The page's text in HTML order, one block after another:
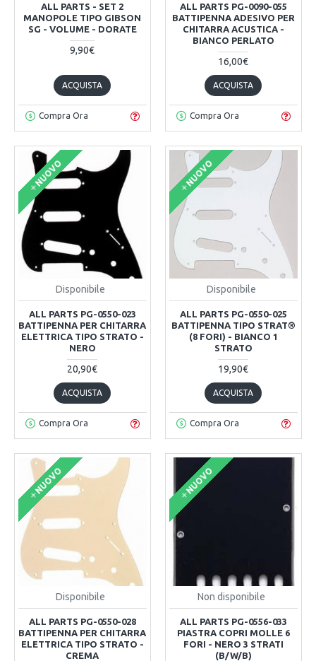
ALL PARTS - SET 2
MANOPOLE TIPO GIBSON
SG - VOLUME - DORATE
9,90€
ACQUISTA
Compra Ora
ALL PARTS PG-0090-055
BATTIPENNA ADESIVO PER
CHITARRA ACUSTICA -
BIANCO PERLATO
16,00€
ACQUISTA
Compra Ora
NUOVO
Disponibile
ALL PARTS PG-0550-023
BATTIPENNA PER CHITARRA
ELETTRICA TIPO STRATO -
NERO
20,90€
ACQUISTA
Compra Ora
NUOVO
Disponibile
ALL PARTS PG-0550-025
BATTIPENNA TIPO STRAT®
(8 FORI) - BIANCO 1
STRATO
19,90€
ACQUISTA
Compra Ora
NUOVO
Disponibile
ALL PARTS PG-0550-028
BATTIPENNA PER CHITARRA
ELETTRICA TIPO STRATO -
CREMA
NUOVO
Non disponibile
ALL PARTS PG-0556-033
PIASTRA COPRI MOLLE 6
FORI - NERO 3 STRATI
(B/W/B)